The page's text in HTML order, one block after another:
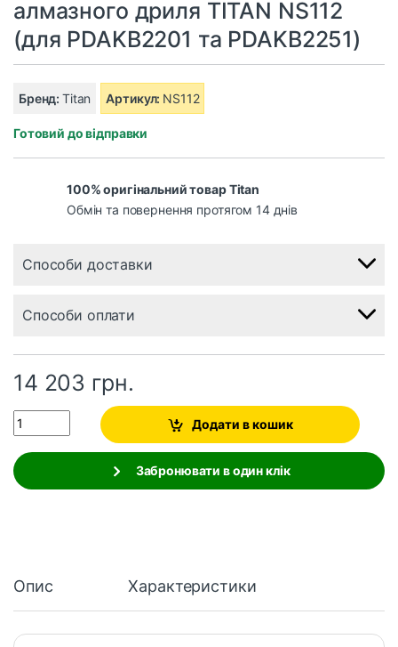
алмазного дриля TITAN NS112
(для PDAKB2201 та PDAKB2251)
Бренд:Titan Артикул: NS112
Готовий до відправки
100% оригінальний товар Titan
Обмін та повернення протягом 14 днів
Способи доставки
Способи оплати
14 203 грн.
Quantity
Додати в кошик
Забронювати в один клік
Опис Характеристики